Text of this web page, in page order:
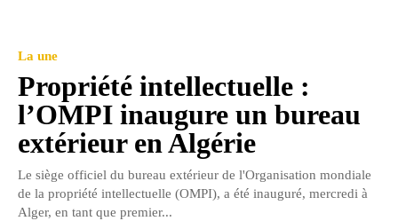
La une
Propriété intellectuelle :
l’OMPI inaugure un bureau
extérieur en Algérie
Le siège officiel du bureau extérieur de l'Organisation mondiale
de la propriété intellectuelle (OMPI), a été inauguré, mercredi à
Alger, en tant que premier...